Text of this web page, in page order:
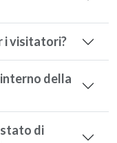
i visitatori?
della
di